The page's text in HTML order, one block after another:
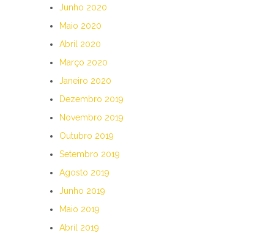
Junho 2020
Maio 2020
Abril 2020
Março 2020
Janeiro 2020
Dezembro 2019
Novembro 2019
Outubro 2019
Setembro 2019
Agosto 2019
Junho 2019
Maio 2019
Abril 2019